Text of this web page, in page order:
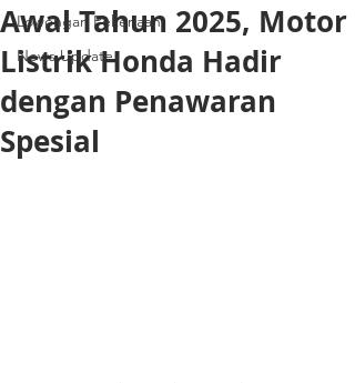
Lowongan Pekerjaan
News Update
Awal Tahun 2025, Motor
Listrik Honda Hadir
dengan Penawaran
Spesial